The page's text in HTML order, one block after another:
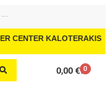
CENTER KALOTERAKIS
0,00 € 0
Cart